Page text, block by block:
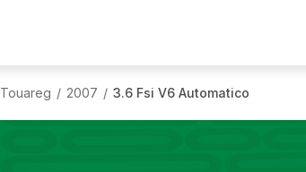
Touareg / 2007 / 3.6 Fsi V6 Automatico